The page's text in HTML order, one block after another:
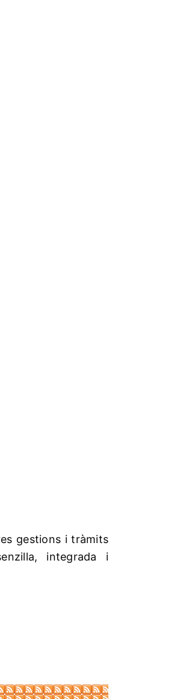
gestions i tràmits
integrada i